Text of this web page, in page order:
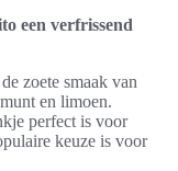
een verfrissend
zoete smaak van
en limoen.
perfect is voor
keuze is voor